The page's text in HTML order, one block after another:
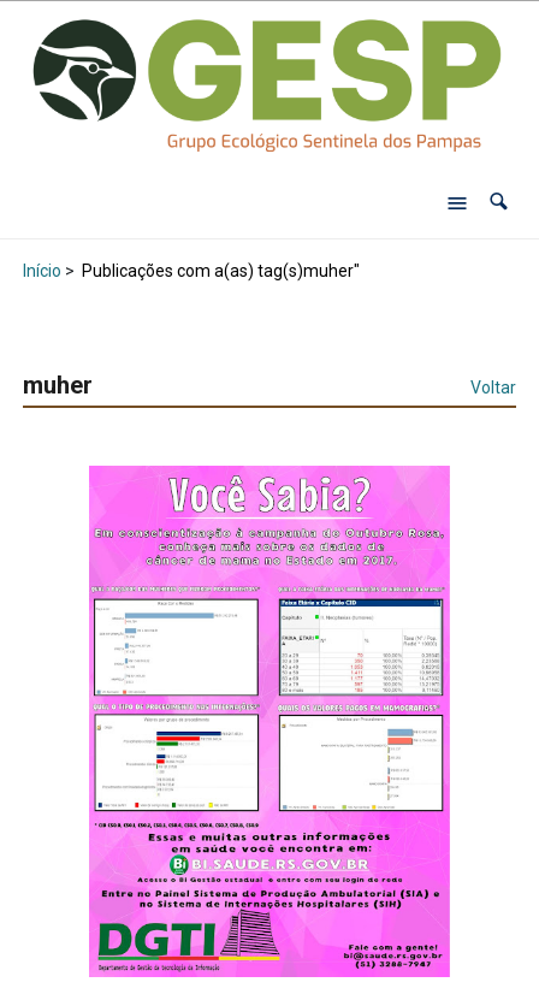
Início > Publicações com a(as) tag(s)muher"
muher Voltar